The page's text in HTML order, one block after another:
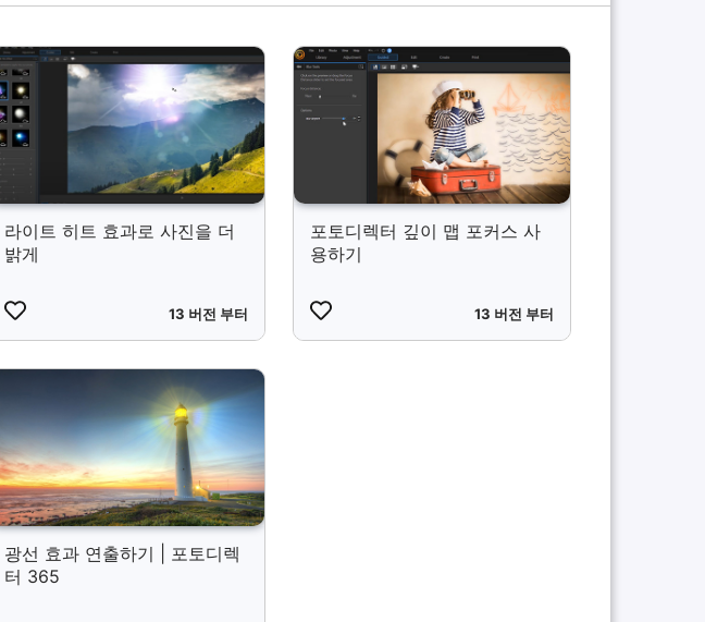
라이트 히트 효과로 사진을 더
밝게
13 버전 부터
포토디렉터 깊이 맵 포커스 사
용하기
13 버전 부터
광선 효과 연출하기 | 포토디렉
터 365